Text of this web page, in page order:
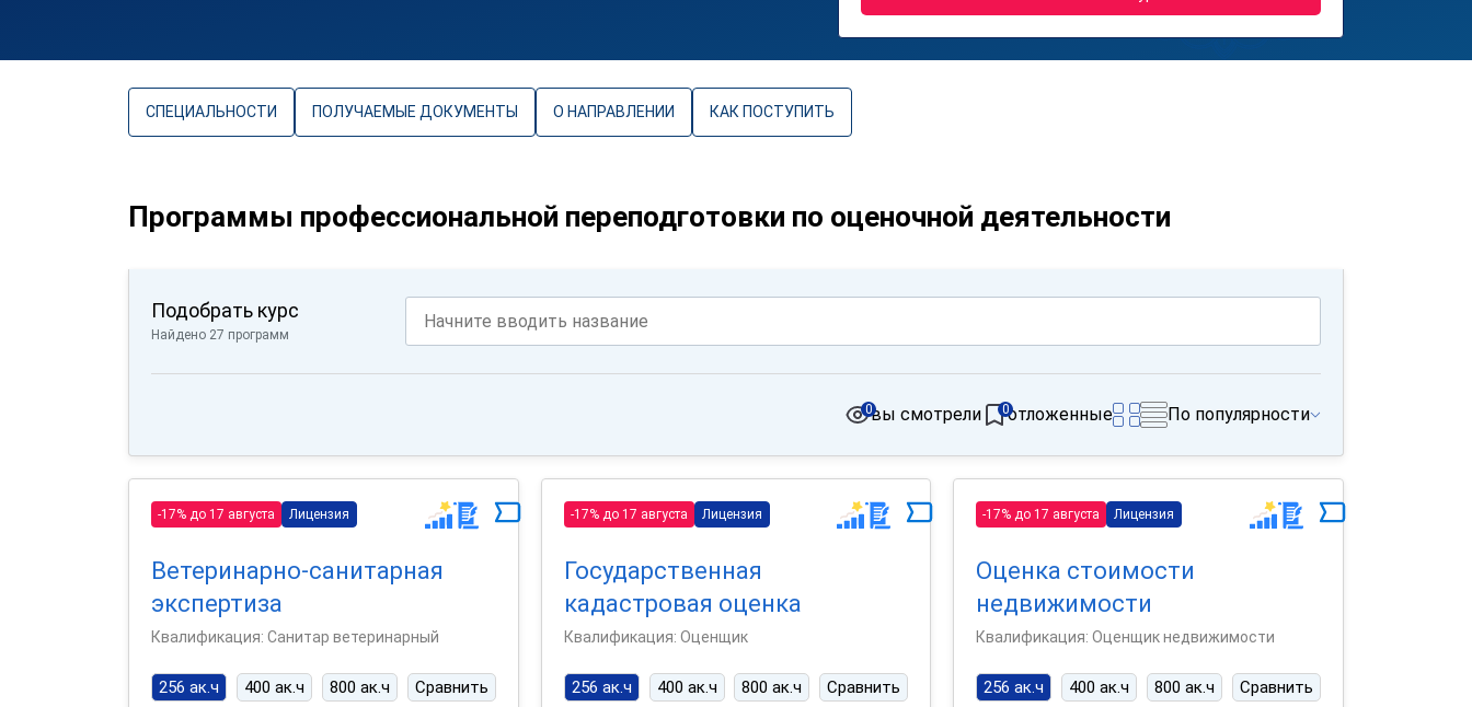
СПЕЦИАЛЬНОСТИ ПОЛУЧАЕМЫЕ ДОКУМЕНТЫ О НАПРАВЛЕНИИ КАК ПОСТУПИТЬ
Программы профессиональной переподготовки по оценочной деятельности
Подобрать курс
Найдено 27 программ
вы смотрели
0 отложенные
0 По популярности
-17% до 17 августа Лицензия
Ветеринарно-санитарная
экспертиза
Квалификация: Санитар ветеринарный
256 ак.ч 400 ак.ч 800 ак.ч Сравнить
-17% до 17 августа Лицензия
Государственная
кадастровая оценка
Квалификация: Оценщик
256 ак.ч 400 ак.ч 800 ак.ч Сравнить
-17% до 17 августа Лицензия
Оценка стоимости
недвижимости
Квалификация: Оценщик недвижимости
256 ак.ч 400 ак.ч 800 ак.ч Сравнить